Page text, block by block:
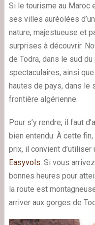
Si le tourisme au Maroc
ses villes auréolées
nature, majestueuse et
surprises à découvrir.
de Todra, dans le sud
spectaculaires, ainsi
hautes de pays, dans le
frontière algérienne.
Pour s’y rendre, il faut
bien entendu. À cette
prix, il convient
Easyvols. Si vous
bonnes heures pour
la route est
arriver aux gorges de